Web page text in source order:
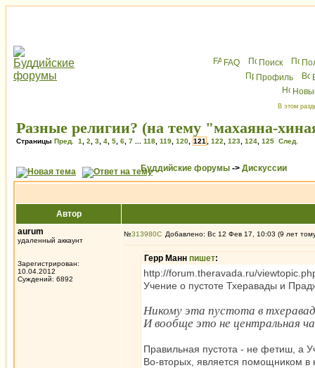
FAQ Поиск
Профиль
В этом
Разные религии? (на тему "махаяна-
Страницы Пред. 1 2 3 4 5 6 7 118 119 120 121 122 123 124 125 След.
Буддийские форумы -> Дискуссии
Автор
aurum
удаленный аккаунт
Зарегистрирован:
10.04.2012
Суждений: 6892
№313980 Добавлено: Вс 12 Фев 17, 10:03 (9 лет
Герр Манн пишет:
http://forum.theravada.ru/
Учение о пустоте Тхеравады и
Никому эта пустота в
И вообще это не центральная
Правильная пустота - не фетиш, а
Во-вторых, является помощником в